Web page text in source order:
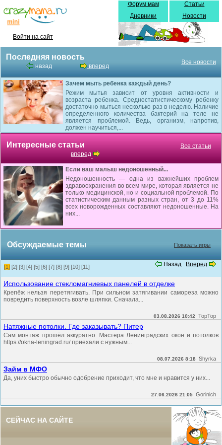
Войти на сайт
Форум мам
Дневники
Статьи
Новости
Последняя новость
назад вперед
Все новости
Зачем мыть ребенка каждый день?
Режим мытья зависит от уровня активности и
возраста ребенка. Среднестатистическому ребенку
достаточно мыться несколько раз в неделю. Наличие
определенного количества бактерий на теле не
является проблемой. Ведь, организм, напротив,
должен научиться,...
Интересные статьи
вперед
Все статьи
Если ваш малыш недоношенный...
Недоношенность — одна из важнейших проблем
здравоохранения во всем мире, которая является не
только медицинской, но и социальной проблемой. По
статистическим данным разных стран, от 3 до 11%
всех новорожденных составляют недоношенные. На
них...
Обсуждаемые темы Показать игры
Назад Вперед
[1] [2] [3] [4] [5] [6] [7] [8] [9] [10] [11]
Использование стекломагниевых панелей в отделке
Крепёж нельзя перетягивать. При сильном затягивании самореза можно
повредить поверхность возле шляпки. Сначала...
03.08.2026 10:42 TopTop
Натяжные потолки. Где заказывать? Питер
Сам монтаж прошёл аккуратно. Мастера Ленинградских окон и потолков
https://okna-leningrad.ru/ приехали с нужным...
08.07.2026 8:18 Shyrka
Займ в МФО
Да, уних быстро обычно одобрение приходит, что мне и нравится у них...
27.06.2026 21:05 Gorinich
СЕЙЧАС НА САЙТЕ